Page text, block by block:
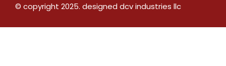
© copyright 2025. designed dcv industries llc​